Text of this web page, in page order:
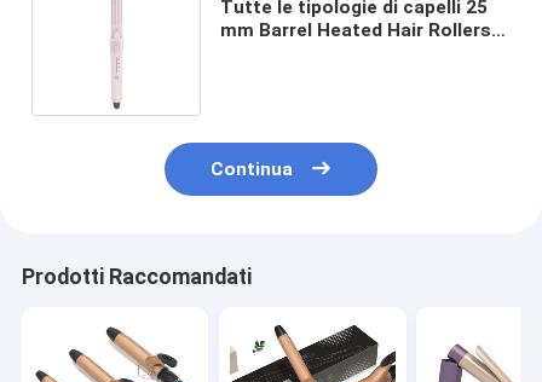
Tutte le tipologie di capelli 25
mm Barrel Heated Hair Rollers
Continua
Prodotti Raccomandati